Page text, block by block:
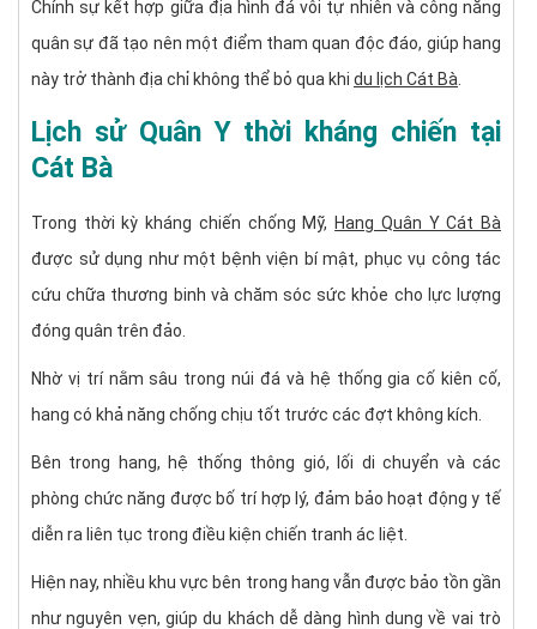
Chính sự kết hợp giữa địa hình đá vôi tự nhiên và công năng
quân sự đã tạo nên một điểm tham quan độc đáo, giúp hang
này trở thành địa chỉ không thể bỏ qua khi du lịch Cát Bà
Lịch sử Quân Y thời kháng chiến tại
Cát Bà
Trong thời kỳ kháng chiến chống Mỹ, Hang Quân Y Cát Bà
được sử dụng như một bệnh viện bí mật, phục vụ công tác
cứu chữa thương binh và chăm sóc sức khỏe cho lực lượng
đóng quân trên đảo.
Nhờ vị trí nằm sâu trong núi đá và hệ thống gia cố kiên cố,
hang có khả năng chống chịu tốt trước các đợt không kích.
Bên trong hang, hệ thống thông gió, lối di chuyển và các
phòng chức năng được bố trí hợp lý, đảm bảo hoạt động y tế
diễn ra liên tục trong điều kiện chiến tranh ác liệt.
Hiện nay, nhiều khu vực bên trong hang vẫn được bảo tồn gần
như nguyên vẹn, giúp du khách dễ dàng hình dung về vai trò